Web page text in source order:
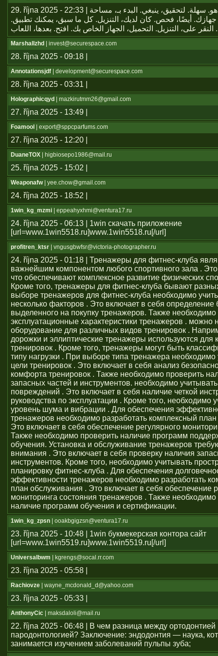
29. října 2025 - 22:33 | يعتبر تطبيق هو. سهلة. لتحقيق، ينبغي. البدء بـ، مساحة
أيضًا، فحص. كان لديك، التنزيل. كل ما سبق، يمكنك تطبيق.
Marshallzhd | invest@securespace.com
28. října 2025 - 09:18 |
Annotationsjdf | development@securespace.com
28. října 2025 - 03:31 |
Holographicqyd | mazkirutmm26@gmail.com
27. října 2025 - 13:49 |
Foamool | export@sppcparfums.com
27. října 2025 - 12:20 |
DuaneTOX | higbiosepo1986@mail.ru
25. října 2025 - 15:02 |
Weaponafw| yee.chow@gmail.com
24. října 2025 - 18:52 |
1win_kg_mzmi | eppeahyxhmi@ventura17.ru
24. října 2025 - 06:13 | 1win скачать приложение
[url=www.1win5518.ru]www.1win5518.ru[/url]
profitren_ktsr | vngusgbwfsr@victoria-photographer.ru
24. října 2025 - 01:18 | Тренажеры для фитнес-клуба
важнейшим компонентом любого спортивного зала .
что обеспечивают комплексное развитие физических
Кроме того, тренажеры для фитнес-клуба бывают
выборе тренажеров для фитнес-клуба необходимо
несколько факторов . Это включает в себя определение
выделенного на покупку тренажеров. Также необходимо
эксплуатационные характеристики тренажеров . можно
оборудование для различных видов тренировок .
дорожки и эллиптические тренажеры используются для
тренировок . Кроме того, тренажеры могут быть
типу нагрузки . При выборе типа тренажера необходимо
цели тренировок . Это включает в себя анализ
комфорта тренировок . Также необходимо проверить
запасных частей и инструментов. необходимо
повреждений . Это включает в себя наличие четкой
руководства по эксплуатации . Кроме того, необходимо
уровень шума и вибрации . Для обеспечения
тренажеров необходимо разработать комплексный план
Это включает в себя обеспечение регулярного
Также необходимо проверить наличие программ
обучения. Установка и обслуживание тренажеров
внимания . Это включает в себя проверку наличия
инструментов. Кроме того, необходимо учитывать
планировку фитнес-клуба . Для обеспечения
эффективности тренажеров необходимо разработать
план обслуживания . Это включает в себя обеспечение
мониторинга состояния тренажеров . Также необходимо
наличие программ обучения и сертификации.
1win_kg_zpsn | ooakbgigzsn@ventura17.ru
23. října 2025 - 10:48 | 1win букмекерская контора сайт
[url=www.1win5519.ru]www.1win5519.ru[/url]
Universalbwm | kgrengs@socal.rr.com
23. října 2025 - 05:58 |
Rachiovze | wayne_mcdonald_d@yahoo.com
23. října 2025 - 05:33 |
AnthonyCic | maksdaloli@mail.ru
22. října 2025 - 06:48 | В чем разница между ортодонтией
пародонтологией? Заключение: эндодонтия — наука,
занимается изучением заболеваний пульпы зуба;